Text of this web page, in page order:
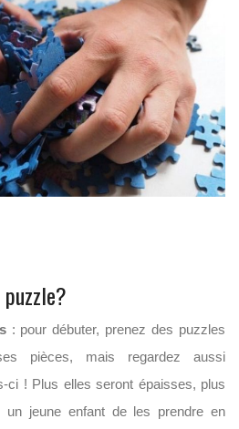
: pour débuter, prenez des puzzles
pièces, mais regardez aussi
ci ! Plus elles seront épaisses, plus
jeune enfant de les prendre en